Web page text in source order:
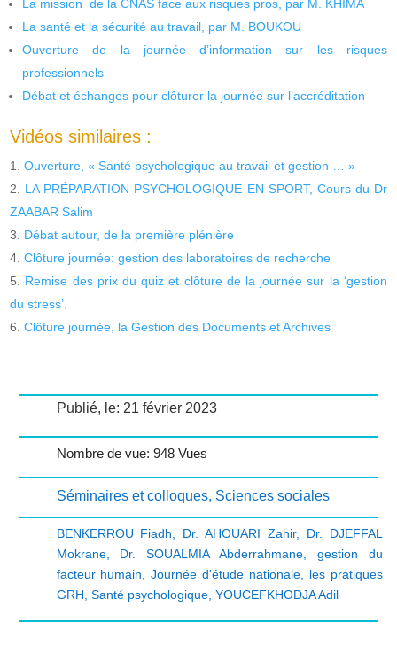
La mission de la CNAS face aux risques pros, par M. KHIMA
La santé et la sécurité au travail, par M. BOUKOU
Ouverture de la journée d’information sur les risques
professionnels
Débat et échanges pour clôturer la journée sur l’accréditation
Vidéos similaires :
Ouverture, « Santé psychologique au travail et gestion … »
LA PRÉPARATION PSYCHOLOGIQUE EN SPORT, Cours du Dr
ZAABAR Salim
Débat autour, de la première plénière
Clôture journée: gestion des laboratoires de recherche
Remise des prix du quiz et clôture de la journée sur la ‘gestion
du stress’.
Clôture journée, la Gestion des Documents et Archives
Publié, le: 21 février 2023
Nombre de vue: 948 Vues
Séminaires et colloques, Sciences sociales
BENKERROU Fiadh Dr. AHOUARI Zahir, Dr. DJEFFAL
Mokrane, Dr. SOUALMIA Abderrahmane, gestion du
facteur humain ,Journée d'étude nationale, les pratiques
GRH Santé psychologique, YOUCEFKHODJA Adil